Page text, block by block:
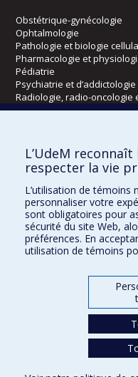
Obstétrique-gynécologie
Ophtalmologie
Pathologie et biologie
Pharmacologie et
Pédiatrie
Psychiatrie et d’addictologie
Radiologie, radio-oncologie
Écoles
Kinésiologie et des
Orthophonie et audiologie
Réadaptation
Directions
DPC
CPASS
L’UdeM
respecter la vie
L’utilisation de témoins
personnaliser votre
sont obligatoires pour
sécurité du site Web,
préférences. En
utilisation de témoins